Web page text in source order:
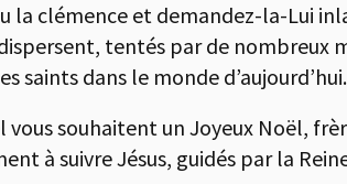
la clémence et demandez-la-Lui
tentés par de nombreux
saints dans le monde d’aujourd’hui.
vous souhaitent un Joyeux Noël,
à suivre Jésus, guidés par la